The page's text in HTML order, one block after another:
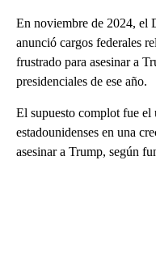
En noviembre de 2024, el
anunció cargos federales
frustrado para asesinar a
presidenciales de ese año.
El supuesto complot fue
estadounidenses en una
asesinar a Trump, según